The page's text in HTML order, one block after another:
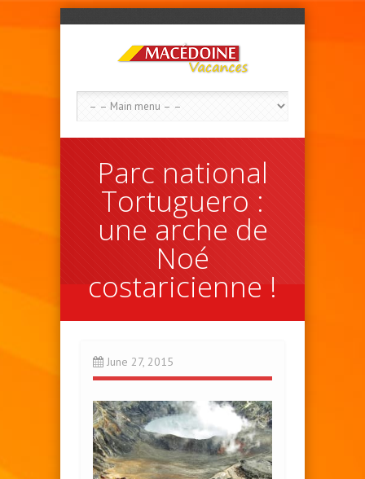
Parc national
Tortuguero :
une arche de
Noé
costaricienne !
June 27, 2015